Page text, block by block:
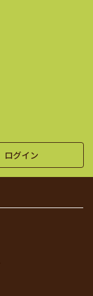
ログイン